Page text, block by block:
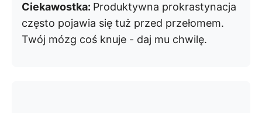
Ciekawostka: Produktywna prokrastynacja
często pojawia się tuż przed przełomem.
Twój mózg coś knuje - daj mu chwilę.